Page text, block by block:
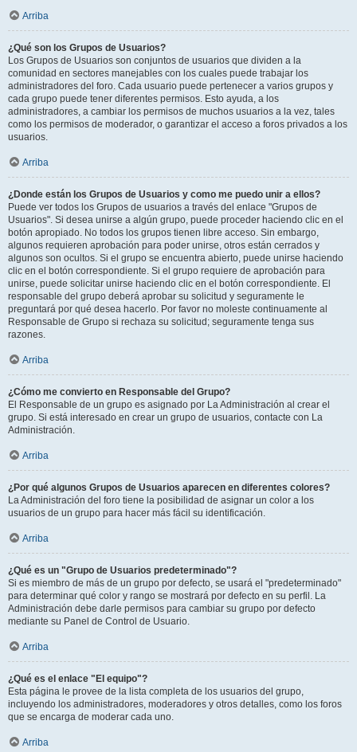
Arriba
¿Qué son los Grupos de Usuarios?
Los Grupos de Usuarios son conjuntos de usuarios que dividen a la
comunidad en sectores manejables con los cuales puede trabajar los
administradores del foro. Cada usuario puede pertenecer a varios grupos y
cada grupo puede tener diferentes permisos. Esto ayuda, a los
administradores, a cambiar los permisos de muchos usuarios a la vez, tales
como los permisos de moderador, o garantizar el acceso a foros privados a los
usuarios.
Arriba
¿Donde están los Grupos de Usuarios y como me puedo unir a ellos?
Puede ver todos los Grupos de usuarios a través del enlace "Grupos de
Usuarios". Si desea unirse a algún grupo, puede proceder haciendo clic en el
botón apropiado. No todos los grupos tienen libre acceso. Sin embargo,
algunos requieren aprobación para poder unirse, otros están cerrados y
algunos son ocultos. Si el grupo se encuentra abierto, puede unirse haciendo
clic en el botón correspondiente. Si el grupo requiere de aprobación para
unirse, puede solicitar unirse haciendo clic en el botón correspondiente. El
responsable del grupo deberá aprobar su solicitud y seguramente le
preguntará por qué desea hacerlo. Por favor no moleste continuamente al
Responsable de Grupo si rechaza su solicitud; seguramente tenga sus
razones.
Arriba
¿Cómo me convierto en Responsable del Grupo?
El Responsable de un grupo es asignado por La Administración al crear el
grupo. Si está interesado en crear un grupo de usuarios, contacte con La
Administración.
Arriba
¿Por qué algunos Grupos de Usuarios aparecen en diferentes colores?
La Administración del foro tiene la posibilidad de asignar un color a los
usuarios de un grupo para hacer más fácil su identificación.
Arriba
¿Qué es un "Grupo de Usuarios predeterminado"?
Si es miembro de más de un grupo por defecto, se usará el "predeterminado"
para determinar qué color y rango se mostrará por defecto en su perfil. La
Administración debe darle permisos para cambiar su grupo por defecto
mediante su Panel de Control de Usuario.
Arriba
¿Qué es el enlace "El equipo"?
Esta página le provee de la lista completa de los usuarios del grupo,
incluyendo los administradores, moderadores y otros detalles, como los foros
que se encarga de moderar cada uno.
Arriba